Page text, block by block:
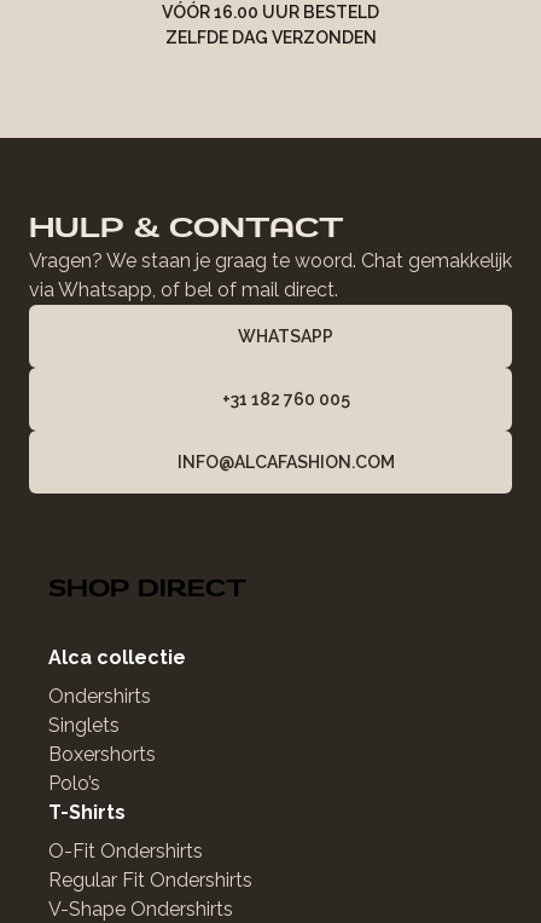
VÓÓR 16.00 UUR BESTELD
ZELFDE DAG VERZONDEN
HULP & CONTACT
Vragen? We staan je graag te woord. Chat gemakkelijk
via Whatsapp, of bel of mail direct.
WHATSAPP
+31 182 760 005
INFO@ALCAFASHION.COM
SHOP DIRECT
Alca collectie
Ondershirts
Singlets
Boxershorts
Polo’s
T-Shirts
O-Fit Ondershirts
Regular Fit Ondershirts
V-Shape Ondershirts